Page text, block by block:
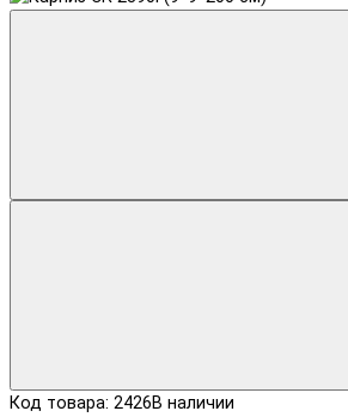
В наличии
Код товара: 2426